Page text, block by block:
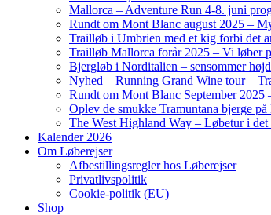
Mallorca – Adventure Run 4-8. juni
Rundt om Mont Blanc august 2025 –
Trailløb i Umbrien med et kig forbi det
Trailløb Mallorca forår 2025 – Vi løber
Bjergløb i Norditalien – sensommer
Nyhed – Running Grand Wine tour –
Rundt om Mont Blanc September 2025
Oplev de smukke Tramuntana bjerge
The West Highland Way – Løbetur i
Kalender 2026
Om Løberejser
Afbestillingsregler hos Løberejser
Privatlivspolitik
Cookie-politik (EU)
Shop